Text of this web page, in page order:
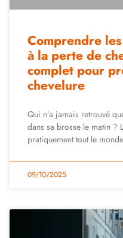
Comprendre
à la perte de
complet pour
chevelure
Qui n’a jamais retrouvé
dans sa brosse le matin ?
pratiquement tout le
09/10/2025